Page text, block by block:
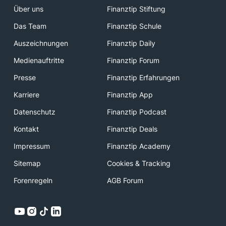
Über uns
Finanztip Stiftung
Das Team
Finanztip Schule
Auszeichnungen
Finanztip Daily
Medienauftritte
Finanztip Forum
Presse
Finanztip Erfahrungen
Karriere
Finanztip App
Datenschutz
Finanztip Podcast
Kontakt
Finanztip Deals
Impressum
Finanztip Academy
Sitemap
Cookies & Tracking
Forenregeln
AGB Forum